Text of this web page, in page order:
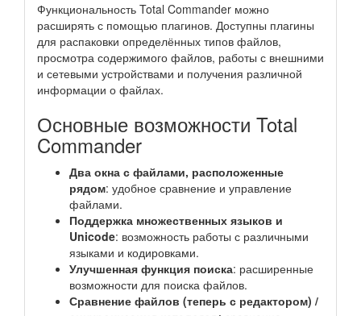
Функциональность Total Commander можно
расширять с помощью плагинов. Доступны плагины
для распаковки определённых типов файлов,
просмотра содержимого файлов, работы с внешними
и сетевыми устройствами и получения различной
информации о файлах.
Основные возможности Total
Commander
Два окна с файлами, расположенные
рядом: удобное сравнение и управление
файлами.
Поддержка множественных языков и
Unicode: возможность работы с различными
языками и кодировками.
Улучшенная функция поиска: расширенные
возможности для поиска файлов.
Сравнение файлов (теперь с редактором) /